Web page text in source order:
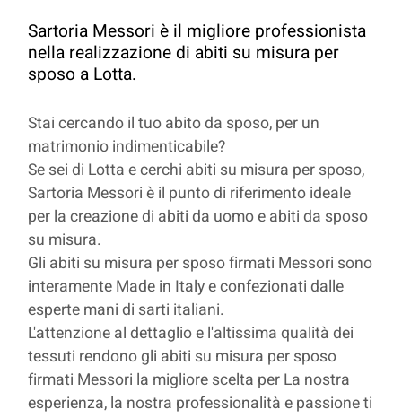
Sartoria Messori è il migliore professionista
nella realizzazione di abiti su misura per
sposo a Lotta.
Stai cercando il tuo abito da sposo, per un
matrimonio indimenticabile?
Se sei di Lotta e cerchi abiti su misura per sposo,
Sartoria Messori è il punto di riferimento ideale
per la creazione di abiti da uomo e abiti da sposo
su misura.
Gli abiti su misura per sposo firmati Messori sono
interamente Made in Italy e confezionati dalle
esperte mani di sarti italiani.
L'attenzione al dettaglio e l'altissima qualità dei
tessuti rendono gli abiti su misura per sposo
firmati Messori la migliore scelta per La nostra
esperienza, la nostra professionalità e passione ti